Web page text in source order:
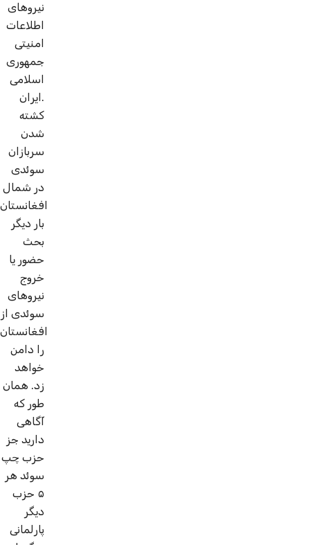
نیروهای
اطلاعات
امنیتی
جمهوری
اسلامی
ایران.
کشته
شدن
سربازان
سوئدی
در شمال
افغانستان
بار دیگر
بحث
حضور یا
خروج
نیروهای
سوئدی از
افغانستان
را دامن
خواهد
زد. همان
طور که
آگاهی
دارید جز
حزب چپ
سوئد هر
۵ حزب
دیگر
پارلمانی